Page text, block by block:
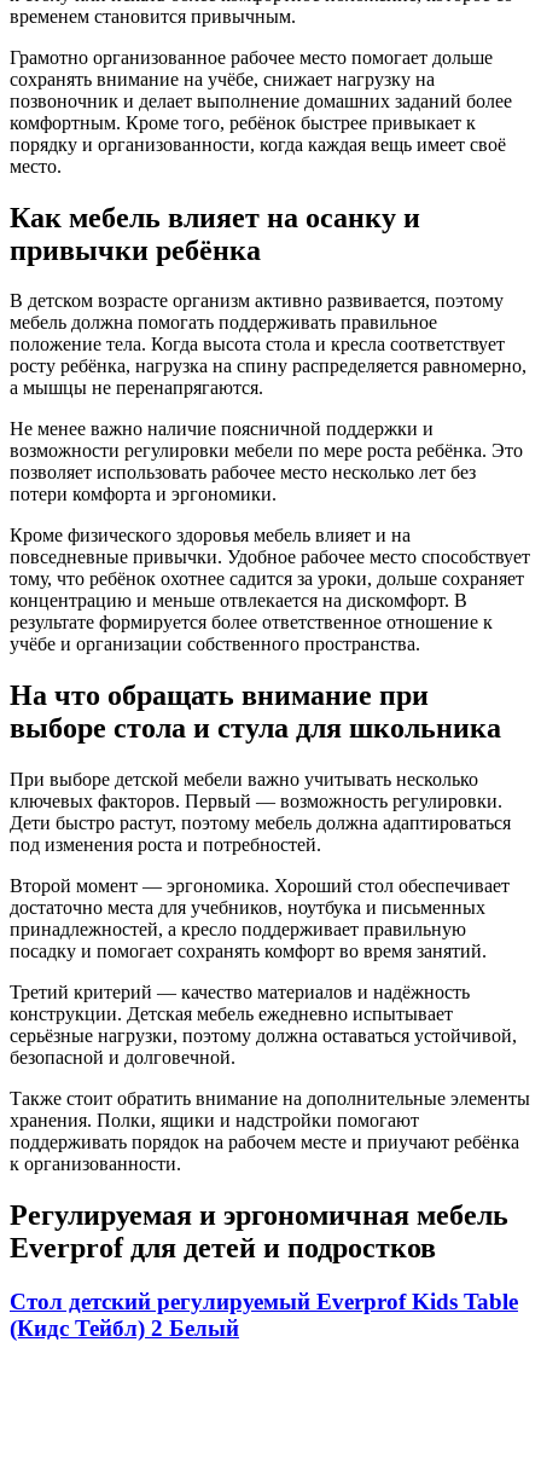
временем становится привычным.
Грамотно организованное рабочее место помогает дольше
сохранять внимание на учёбе, снижает нагрузку на
позвоночник и делает выполнение домашних заданий более
комфортным. Кроме того, ребёнок быстрее привыкает к
порядку и организованности, когда каждая вещь имеет своё
место.
Как мебель влияет на осанку и
привычки ребёнка
В детском возрасте организм активно развивается, поэтому
мебель должна помогать поддерживать правильное
положение тела. Когда высота стола и кресла соответствует
росту ребёнка, нагрузка на спину распределяется равномерно,
а мышцы не перенапрягаются.
Не менее важно наличие поясничной поддержки и
возможности регулировки мебели по мере роста ребёнка. Это
позволяет использовать рабочее место несколько лет без
потери комфорта и эргономики.
Кроме физического здоровья мебель влияет и на
повседневные привычки. Удобное рабочее место способствует
тому, что ребёнок охотнее садится за уроки, дольше сохраняет
концентрацию и меньше отвлекается на дискомфорт. В
результате формируется более ответственное отношение к
учёбе и организации собственного пространства.
На что обращать внимание при
выборе стола и стула для школьника
При выборе детской мебели важно учитывать несколько
ключевых факторов. Первый — возможность регулировки.
Дети быстро растут, поэтому мебель должна адаптироваться
под изменения роста и потребностей.
Второй момент — эргономика. Хороший стол обеспечивает
достаточно места для учебников, ноутбука и письменных
принадлежностей, а кресло поддерживает правильную
посадку и помогает сохранять комфорт во время занятий.
Третий критерий — качество материалов и надёжность
конструкции. Детская мебель ежедневно испытывает
серьёзные нагрузки, поэтому должна оставаться устойчивой,
безопасной и долговечной.
Также стоит обратить внимание на дополнительные элементы
хранения. Полки, ящики и надстройки помогают
поддерживать порядок на рабочем месте и приучают ребёнка
к организованности.
Регулируемая и эргономичная мебель
Everprof для детей и подростков
Стол детский регулируемый Everprof Kids Table
(Кидс Тейбл) 2 Белый